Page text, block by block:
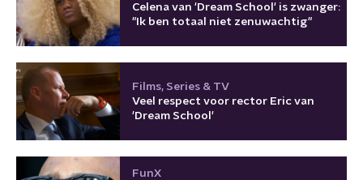
Celena van 'Dream School' is zwanger:
"Ik ben totaal niet zenuwachtig"
Films, Series & TV
Veel respect voor rector Eric van
'Dream School'
FunX